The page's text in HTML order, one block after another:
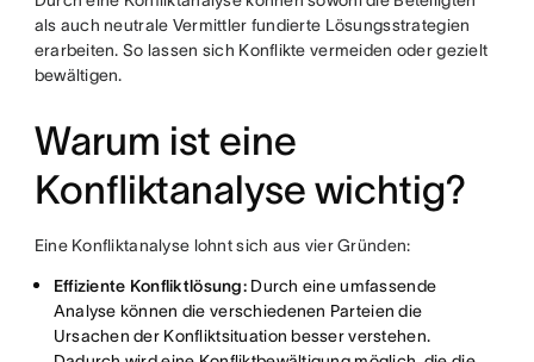
als auch neutrale Vermittler fundierte Lösungsstrategien
erarbeiten. So lassen sich Konflikte vermeiden oder gezielt
bewältigen.
Warum ist eine
Konfliktanalyse wichtig?
Eine Konfliktanalyse lohnt sich aus vier Gründen:
Effiziente Konfliktlösung:Durch eine umfassende
Analyse können die verschiedenen Parteien die
Ursachen der Konfliktsituation besser verstehen.